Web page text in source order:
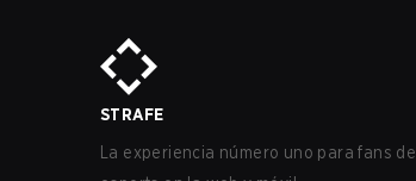
STRAFE
La experiencia número uno para fans de